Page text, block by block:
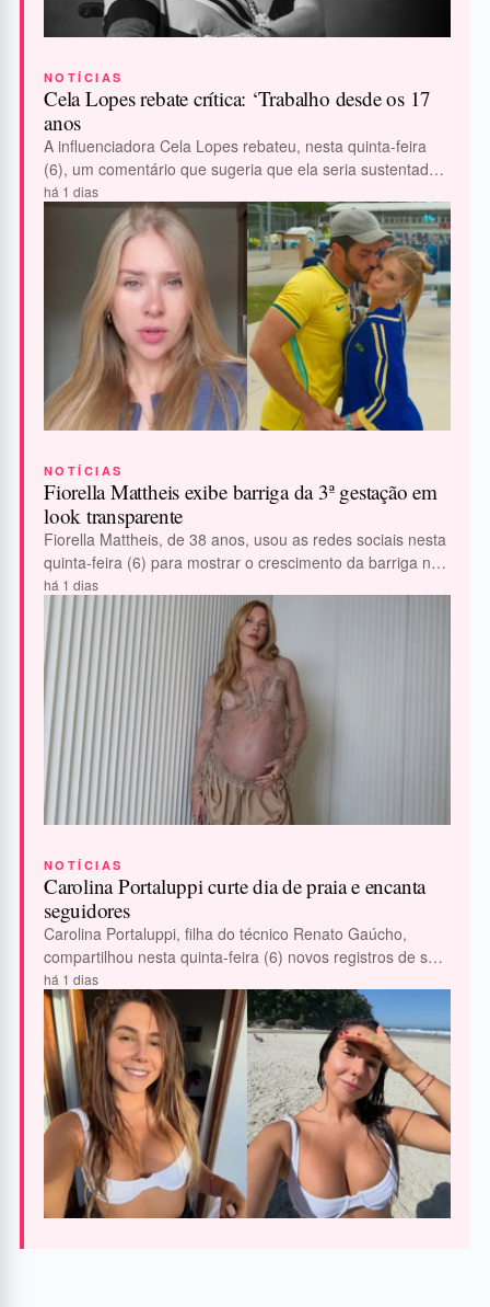
NOTÍCIAS
Cela Lopes rebate crítica: ‘Trabalho desde os 17
anos
A influenciadora Cela Lopes rebateu, nesta quinta-feira
(6), um comentário que sugeria que ela seria sustentada
pelo namorado, João Lucas Melo Brasio.…
há 1 dias
NOTÍCIAS
Fiorella Mattheis exibe barriga da 3ª gestação em
look transparente
Fiorella Mattheis, de 38 anos, usou as redes sociais nesta
quinta-feira (6) para mostrar o crescimento da barriga na
terceira gestação. A…
há 1 dias
NOTÍCIAS
Carolina Portaluppi curte dia de praia e encanta
seguidores
Carolina Portaluppi, filha do técnico Renato Gaúcho,
compartilhou nesta quinta-feira (6) novos registros de sua
passagem pelo litoral norte de São Paulo.…
há 1 dias